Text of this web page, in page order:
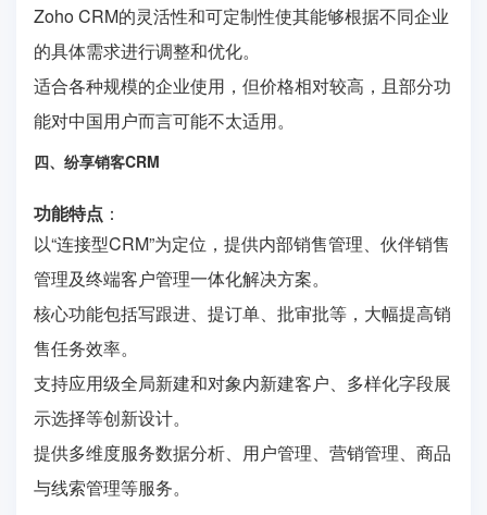
Zoho CRM的灵活性和可定制性使其能够根据不同企业
的具体需求进行调整和优化。
适合各种规模的企业使用，但价格相对较高，且部分功
能对中国用户而言可能不太适用。
四、纷享销客CRM
功能特点 ：
以“连接型CRM”为定位，提供内部销售管理、伙伴销售
管理及终端客户管理一体化解决方案。
核心功能包括写跟进、提订单、批审批等，大幅提高销
售任务效率。
支持应用级全局新建和对象内新建客户、多样化字段展
示选择等创新设计。
提供多维度服务数据分析、用户管理、营销管理、商品
与线索管理等服务。